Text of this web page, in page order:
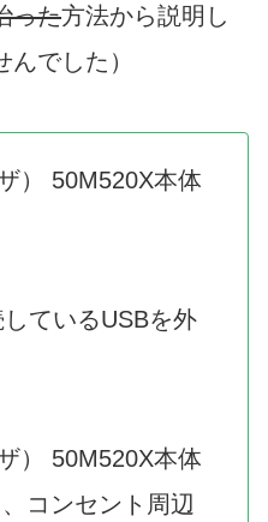
った方法から説明し
でした）
） 50M520X本体
ているUSBを外
） 50M520X本体
コンセント周辺